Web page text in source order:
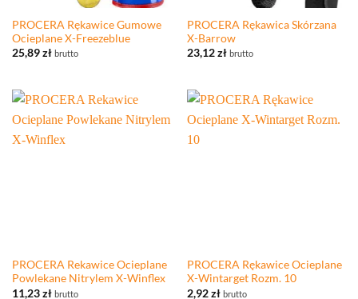
PROCERA Rękawice Gumowe
Ocieplane X-Freezeblue
25,89zł brutto
PROCERA Rękawica Skórzana
X-Barrow
23,12zł brutto
PROCERA Rekawice Ocieplane
Powlekane Nitrylem X-Winflex
11,23zł brutto
PROCERA Rękawice Ocieplane
X-Wintarget Rozm. 10
2,92zł brutto